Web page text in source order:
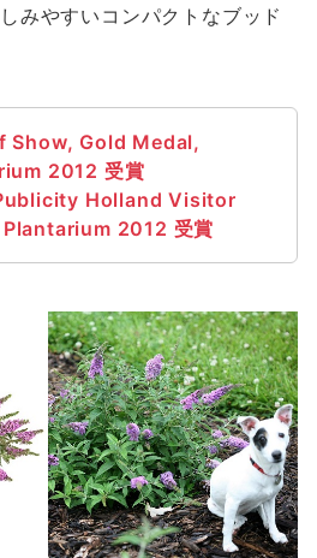
みやすいコンパクトなブッド
Show, Gold Medal,
2012 受賞
Holland Visitor
2012 受賞